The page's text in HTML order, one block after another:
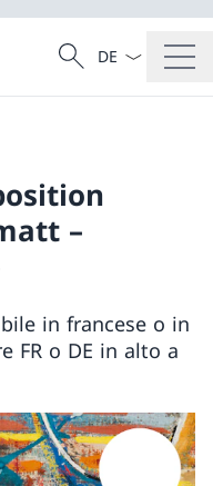
Cercare
Ricerca
Dal menu a
–
in francese o in
FR o DE in alto a